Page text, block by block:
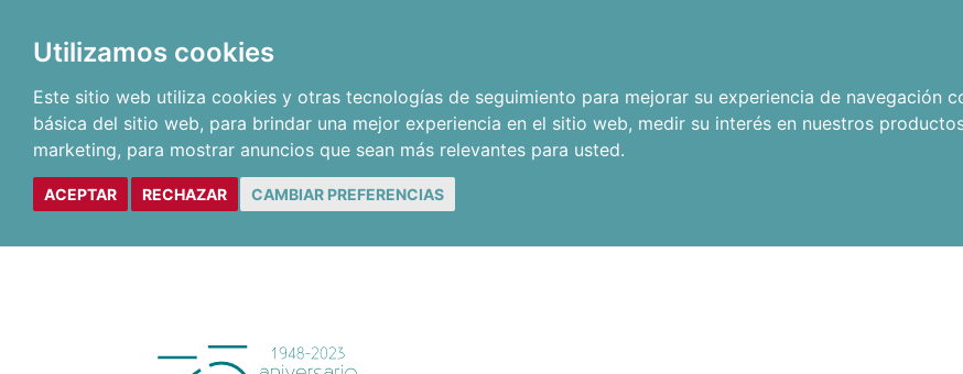
Utilizamos cookies
Este sitio web utiliza cookies y otras tecnologías de seguimiento para mejorar su experiencia de navegación
básica del sitio web, para brindar una mejor experiencia en el sitio web, medir su interés en nuestros
marketing, para mostrar anuncios que sean más relevantes para usted.
ACEPTAR RECHAZAR CAMBIAR PREFERENCIAS